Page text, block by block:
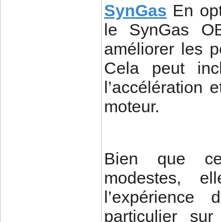
SynGas En
le SynGas
améliorer les
Cela peut
l’accélération
moteur.
Bien que
modestes,
particulier